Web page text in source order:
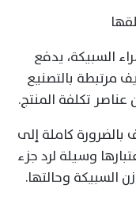
السبيكة، يدفع
مرتبطة بالتصنيع
تكلفة المنتج.
بالضرورة كاملة إلى
وسيلة لرد جزء
السبيكة وحالتها.